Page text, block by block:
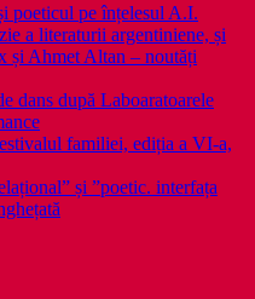
poeticul pe înțelesul A.I.
a literaturii argentiniene, și
și Ahmet Altan – noutăți
dans după Laboaratoarele
familiei, ediția a VI-a,
și ”poetic. interfața